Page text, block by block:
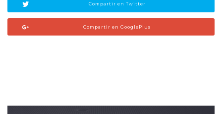
Compartir en Twitter
Compartir en GooglePlus